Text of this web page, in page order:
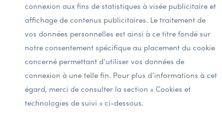
connexion aux fins de statistiques à visée publicitaire et
affichage de contenus publicitaires. Le traitement de
vos données personnelles est ainsi à ce titre fondé sur
notre consentement spécifique au placement du cookie
concerné permettant d’utiliser vos données de
connexion à une telle fin. Pour plus d’informations à cet
égard, merci de consulter la section « Cookies et
technologies de suivi » ci-dessous.